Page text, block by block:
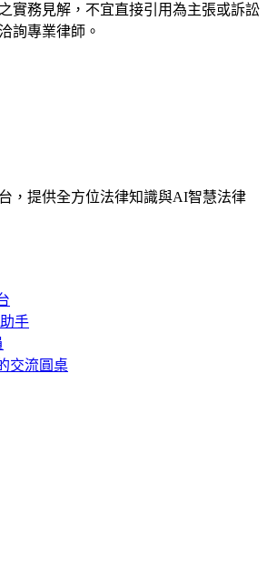
實務見解，不宜直接引用為主張或訴訟
詢專業律師。
，提供全方位法律知識與AI智慧法律
手
交流圓桌